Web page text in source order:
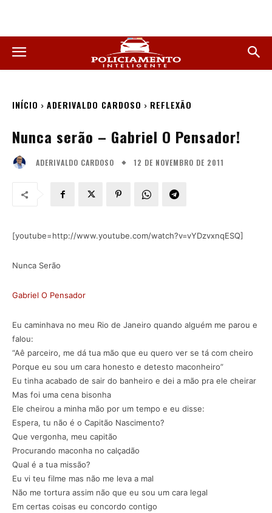
INÍCIO ADERIVALDO CARDOSO REFLEXÃO
Nunca serão – Gabriel O Pensador!
ADERIVALDO CARDOSO 12 DE NOVEMBRO DE 2011
[youtube=http://www.youtube.com/watch?v=vYDzvxnqESQ]
Nunca Serão
Gabriel O Pensador
Eu caminhava no meu Rio de Janeiro quando alguém me parou e
falou:
“Aê parceiro, me dá tua mão que eu quero ver se tá com cheiro
Porque eu sou um cara honesto e detesto maconheiro”
Eu tinha acabado de sair do banheiro e dei a mão pra ele cheirar
Mas foi uma cena bisonha
Ele cheirou a minha mão por um tempo e eu disse:
Espera, tu não é o Capitão Nascimento?
Que vergonha, meu capitão
Procurando maconha no calçadão
Qual é a tua missão?
Eu vi teu filme mas não me leva a mal
Não me tortura assim não que eu sou um cara legal
Em certas coisas eu concordo contigo